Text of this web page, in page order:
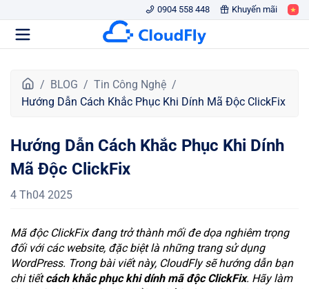
0904 558 448 Khuyến mãi
r
g
c
h
ủ
BLOG
Tin Công Nghệ
Hướng Dẫn Cách Khắc Phục Khi Dính Mã Độc ClickFix
Hướng Dẫn Cách Khắc Phục Khi Dính
Mã Độc ClickFix
4 Th04 2025
Mã độc ClickFix đang trở thành mối đe dọa nghiêm trọng
đối với các website, đặc biệt là những trang sử dụng
WordPress. Trong bài viết này, CloudFly sẽ hướng dẫn bạn
chi tiếtcách khắc phục khi dính mã độc ClickFix. Hãy làm